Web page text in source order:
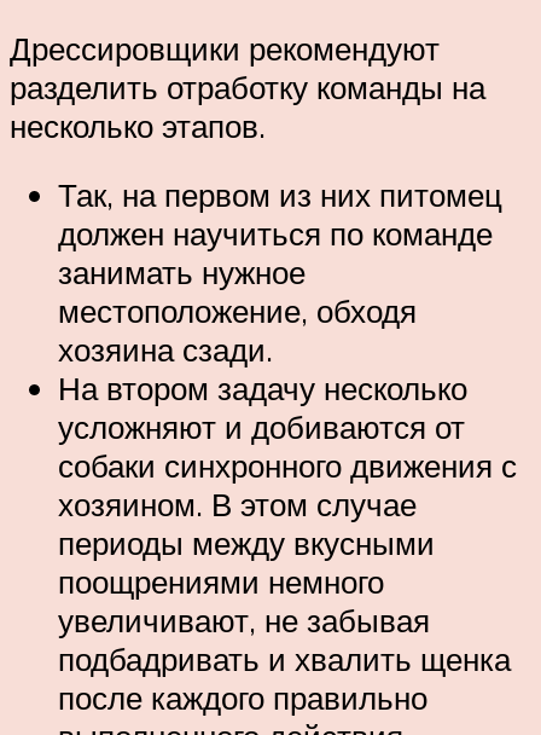
Дрессировщики рекомендуют
разделить отработку команды на
несколько этапов.
Так, на первом из них питомец
должен научиться по команде
занимать нужное
местоположение, обходя
хозяина сзади.
На втором задачу несколько
усложняют и добиваются от
собаки синхронного движения с
хозяином. В этом случае
периоды между вкусными
поощрениями немного
увеличивают, не забывая
подбадривать и хвалить щенка
после каждого правильно